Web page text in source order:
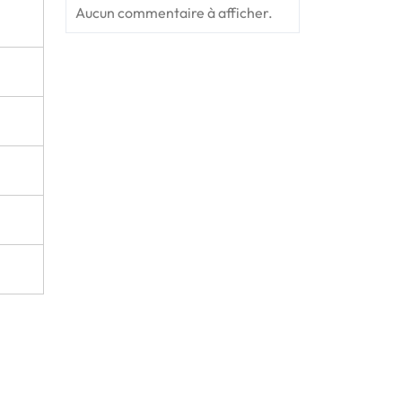
Aucun commentaire à afficher.